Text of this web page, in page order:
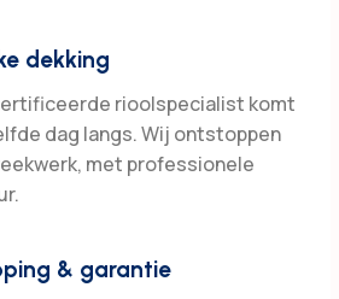
dekking
rioolspecialist komt
dag langs. Wij ontstoppen
met professionele
& garantie